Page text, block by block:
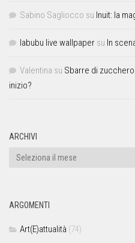
Sabino Sagliocco su Inuit: la
labubu live wallpaper su In
Valentina su Sbarre di
inizio?
ARCHIVI
ARGOMENTI
Art(E)attualità (74)